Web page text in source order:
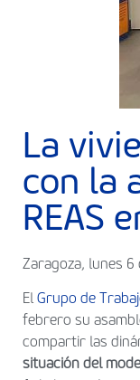
La
con la
REAS
Zaragoza, lunes
El Grupo de
febrero su
compartir las
situación del